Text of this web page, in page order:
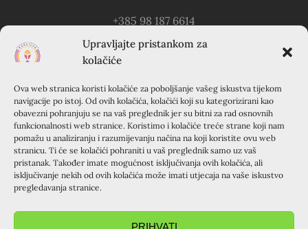
Upravljajte pristankom za
kolačiće
Ova web stranica koristi kolačiće za poboljšanje vašeg iskustva tijekom
navigacije po istoj. Od ovih kolačića, kolačići koji su kategorizirani kao
obavezni pohranjuju se na vaš preglednik jer su bitni za rad osnovnih
funkcionalnosti web stranice. Koristimo i kolačiće treće strane koji nam
pomažu u analiziranju i razumijevanju načina na koji koristite ovu web
stranicu. Ti će se kolačići pohraniti u vaš preglednik samo uz vaš
pristanak. Također imate mogućnost isključivanja ovih kolačića, ali
isključivanje nekih od ovih kolačića može imati utjecaja na vaše iskustvo
pregledavanja stranice.
PRIHVATI
+385 98 187 6614
Kontakt osoba: Ružica Anušić
– zvati utorkom 18-21h
KURSILJO KRAPANJ
KRAPANJ, kuća EMAUS (Franjevački samostan), 22000
Šibenik, Hrvatska
+385 22 351 830